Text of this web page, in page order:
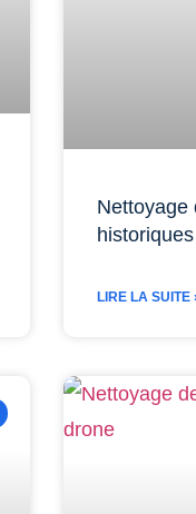
Nettoyage
LIRE LA SUITE